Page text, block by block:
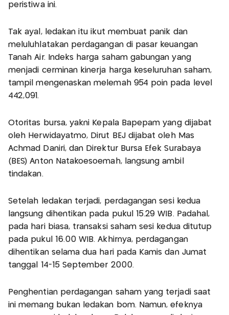
peristiwa ini.
Tak ayal, ledakan itu ikut membuat panik dan
meluluhlatakan perdagangan di pasar keuangan
Tanah Air. Indeks harga saham gabungan yang
menjadi cerminan kinerja harga keseluruhan saham,
tampil mengenaskan melemah 954 poin pada level
442,091.
Otoritas bursa, yakni Kepala Bapepam yang dijabat
oleh Herwidayatmo, Dirut BEJ dijabat oleh Mas
Achmad Daniri, dan Direktur Bursa Efek Surabaya
(BES) Anton Natakoesoemah, langsung ambil
tindakan.
Setelah ledakan terjadi, perdagangan sesi kedua
langsung dihentikan pada pukul 15.29 WIB. Padahal,
pada hari biasa, transaksi saham sesi kedua ditutup
pada pukul 16.00 WIB. Akhirnya, perdagangan
dihentikan selama dua hari pada Kamis dan Jumat
tanggal 14-15 September 2000.
Penghentian perdagangan saham yang terjadi saat
ini memang bukan ledakan bom. Namun, efeknya